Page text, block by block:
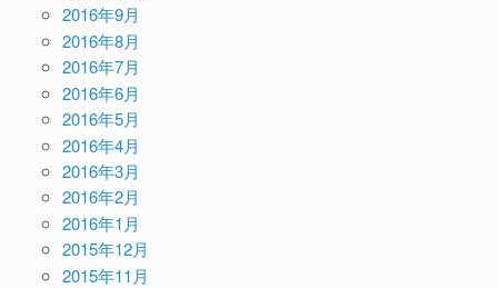
2016年9月
2016年8月
2016年7月
2016年6月
2016年5月
2016年4月
2016年3月
2016年2月
2016年1月
2015年12月
2015年11月